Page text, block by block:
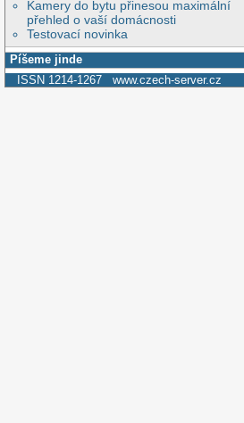
Kamery do bytu přinesou maximální
přehled o vaší domácnosti
Testovací novinka
Píšeme jinde
ISSN 1214-1267 www.czech-server.cz